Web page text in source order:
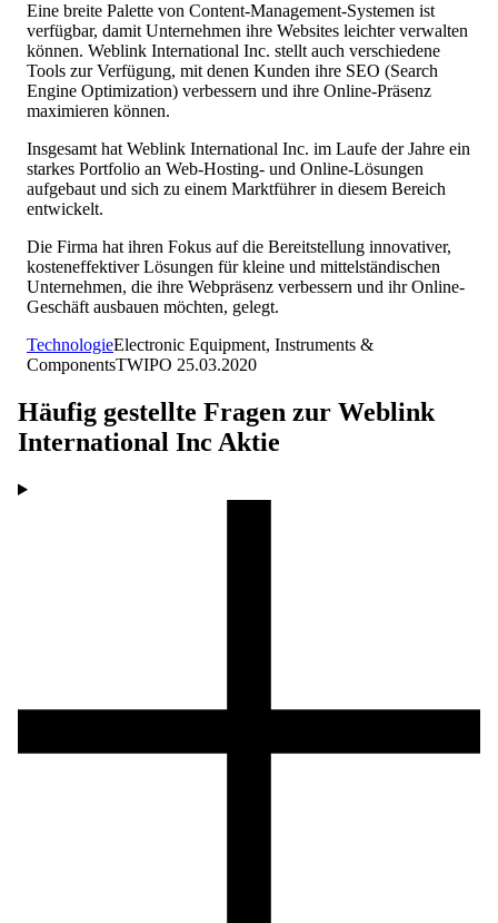
Eine breite Palette von Content-Management-Systemen ist
verfügbar, damit Unternehmen ihre Websites leichter verwalten
können. Weblink International Inc. stellt auch verschiedene
Tools zur Verfügung, mit denen Kunden ihre SEO (Search
Engine Optimization) verbessern und ihre Online-Präsenz
maximieren können.
Insgesamt hat Weblink International Inc. im Laufe der Jahre ein
starkes Portfolio an Web-Hosting- und Online-Lösungen
aufgebaut und sich zu einem Marktführer in diesem Bereich
entwickelt.
Die Firma hat ihren Fokus auf die Bereitstellung innovativer,
kosteneffektiver Lösungen für kleine und mittelständischen
Unternehmen, die ihre Webpräsenz verbessern und ihr Online-
Geschäft ausbauen möchten, gelegt.
TechnologieElectronic Equipment, Instruments &
ComponentsTWIPO 25.03.2020
Häufig gestellte Fragen zur Weblink
International Inc Aktie